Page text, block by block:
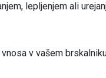
lepljenjem ali
v vašem